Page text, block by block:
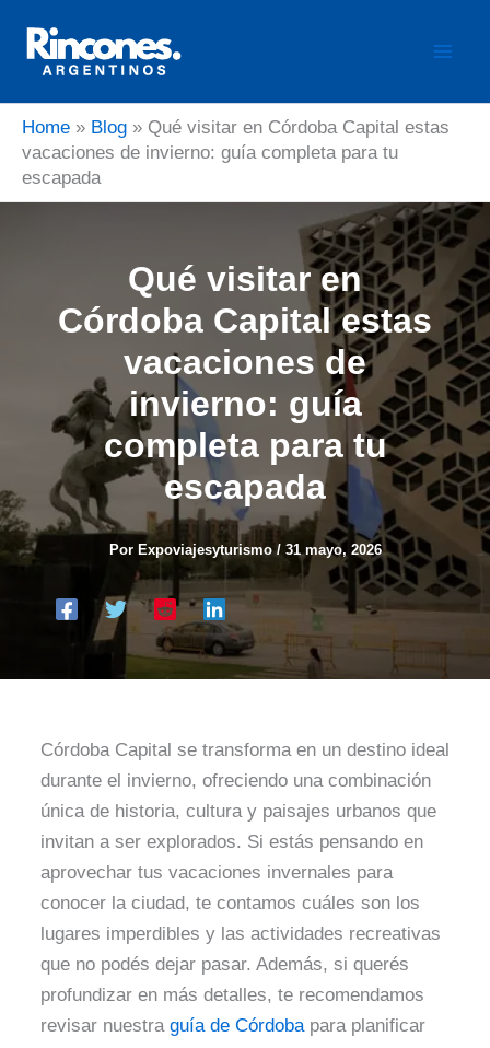
contenido
Home » Blog » Qué visitar en Córdoba Capital estas
vacaciones de invierno: guía completa para tu
escapada
Qué visitar en
Córdoba Capital estas
vacaciones de
invierno: guía
completa para tu
escapada
Por Expoviajesyturismo/ 31 mayo, 2026
Córdoba Capital se transforma en un destino ideal
durante el invierno, ofreciendo una combinación
única de historia, cultura y paisajes urbanos que
invitan a ser explorados. Si estás pensando en
aprovechar tus vacaciones invernales para
conocer la ciudad, te contamos cuáles son los
lugares imperdibles y las actividades recreativas
que no podés dejar pasar. Además, si querés
profundizar en más detalles, te recomendamos
revisar nuestra guía de Córdobapara planificar